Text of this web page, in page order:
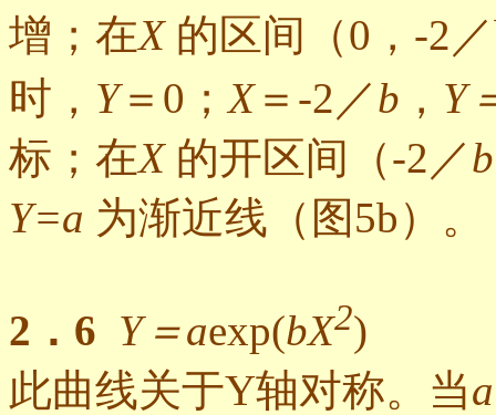
增；在X的区间（0，-2
时， Y＝0；X＝-2／b ， Y
标；在X的开区间（-2／b
Y=a 为渐近线（图5b）。
2．6 Y＝aexp(bX2)
此曲线关于Y轴对称。当